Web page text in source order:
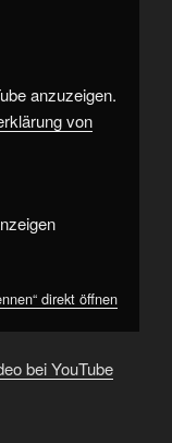
anzuzeigen.
von
direkt öffnen
bei YouTube